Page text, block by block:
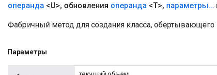
операнда <U>, обновления операнда <T>, параметры...
Фабричный метод для создания класса,
Параметры